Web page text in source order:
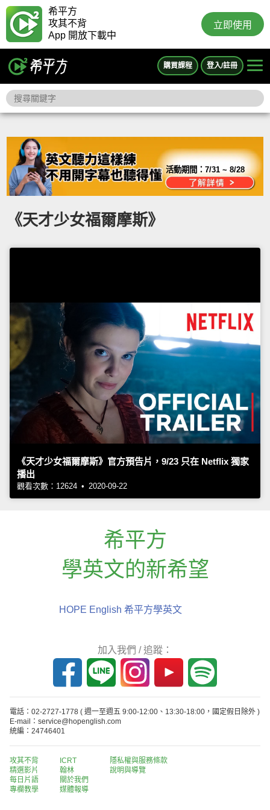
希平方
攻其不背
App 開放下載中
立即使用
購買課程 登入/註冊
活動期間：7/31 ~ 8/28
《天才少女福爾摩斯》
《天才少女福爾摩斯》官方預告片，9/23 只在 Netflix 獨家
播出
觀看次數：12624 • 2020-09-22
希平方
學英文的新希望
HOPE English 希平方學英文
加入我們 / 追蹤：
電話：02-2727-1778 ( 週一至週五 9:00-12:00、13:30-18:00，國定假日除外 )
E-mail：service@hopenglish.com
統編：24746401
攻其不背
精選影片
每日片語
專欄教學
ICRT
翰林
關於我們
媒體報導
隱私權與服務條款
說明與導覽